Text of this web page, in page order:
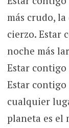
más crudo,
cierzo. Estar
noche más
Estar contigo
Estar
cualquier
planeta es el